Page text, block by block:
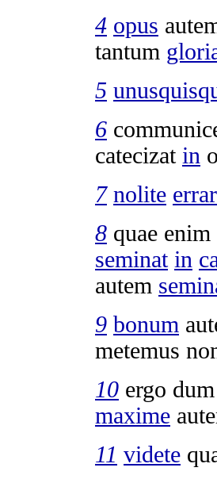
4 opus
tantum
5
6
catecizat in
7 nolite
8 quae enim
seminat in
autem
9 bonum
metemus
10 ergo dum
maxime
11 videte